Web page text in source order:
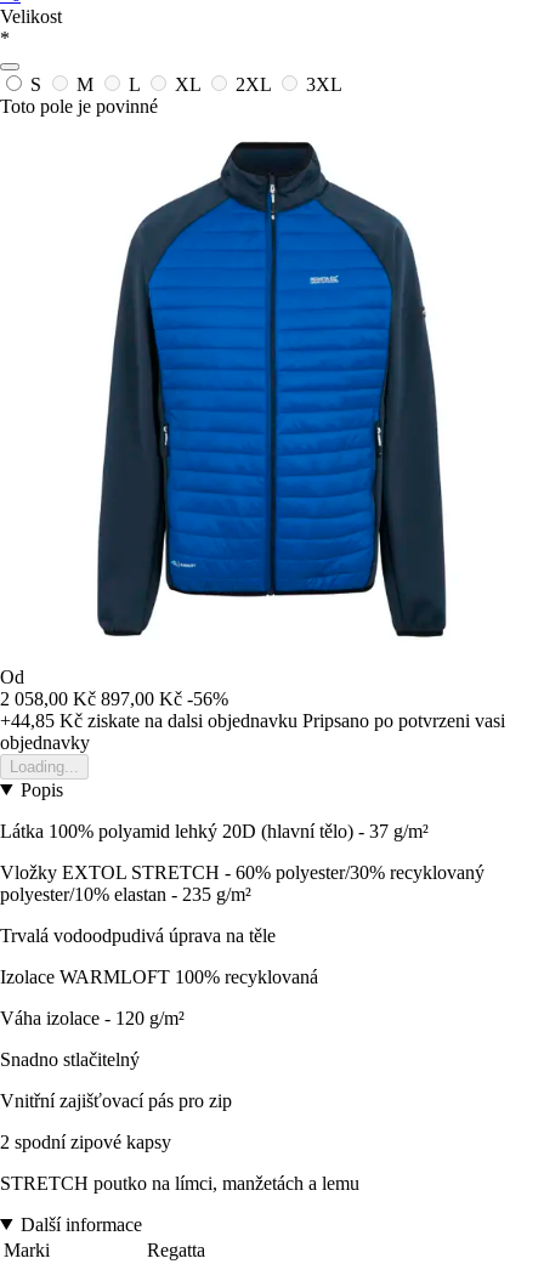
Velikost
*
S M L XL 2XL
3XL
Toto pole je povinné
Od
2 058,00 Kč 897,00 Kč -56%
+44,85 Kč ziskate na dalsi objednavku Pripsano po potvrzeni vasi
objednavky
Loading...
Popis
Látka 100% polyamid lehký 20D (hlavní tělo) - 37 g/m²
Vložky EXTOL STRETCH - 60% polyester/30% recyklovaný
polyester/10% elastan - 235 g/m²
Trvalá vodoodpudivá úprava na těle
Izolace WARMLOFT 100% recyklovaná
Váha izolace - 120 g/m²
Snadno stlačitelný
Vnitřní zajišťovací pás pro zip
2 spodní zipové kapsy
STRETCH poutko na límci, manžetách a lemu
Další informace
Marki
Regatta